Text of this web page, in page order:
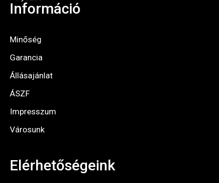
Információ
Minőség
Garancia
Állásajánlat
ÁSZF
Impresszum
Városunk
Elérhetőségeink